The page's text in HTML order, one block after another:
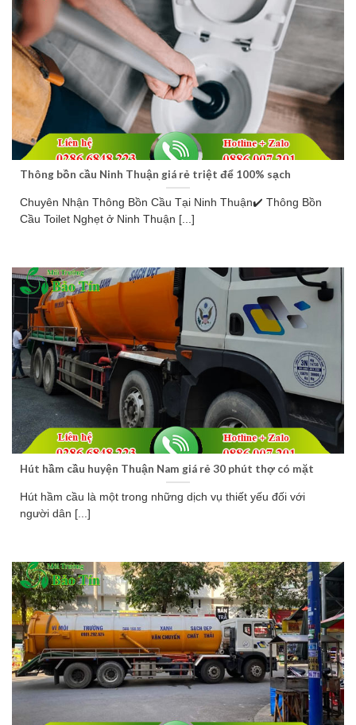
Thông bồn cầu Ninh Thuận giá rẻ triệt để 100% sạch
Chuyên Nhận Thông Bồn Cầu Tại Ninh Thuận✔️ Thông Bồn
Cầu Toilet Nghẹt ở Ninh Thuận [...]
Hút hầm cầu huyện Thuận Nam giá rẻ 30 phút thợ có mặt
Hút hầm cầu là một trong những dịch vụ thiết yếu đối với
người dân [...]